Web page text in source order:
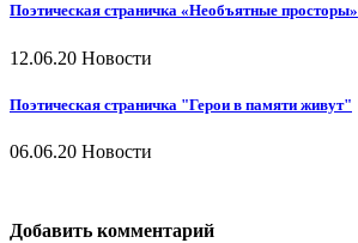
Поэтическая страничка «Необъятные просторы»
12.06.20 Новости
Поэтическая страничка "Герои в памяти живут"
06.06.20 Новости
Добавить комментарий